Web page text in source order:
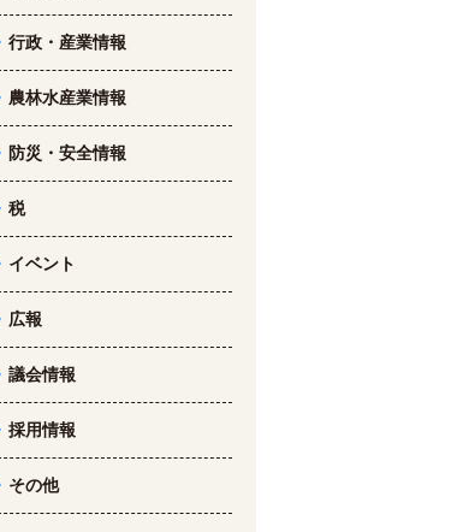
行政・産業情報
農林水産業情報
防災・安全情報
税
イベント
広報
議会情報
採用情報
その他